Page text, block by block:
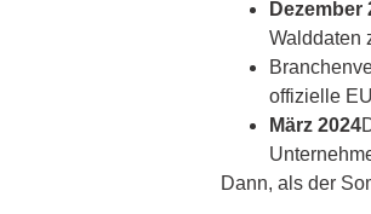
Dezember
Walddaten
offizielle
März 2024
Dann, als der